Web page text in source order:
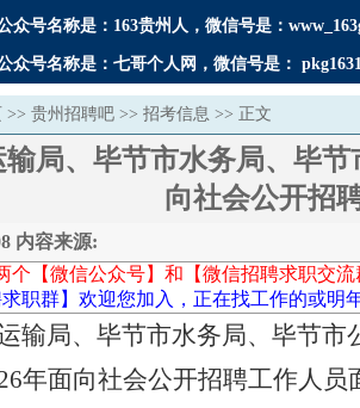
众号名称是：163贵州人，微信号是：
众号名称是：七哥个人网，微信号是：
>> 贵州招聘吧 >> 招考信息 >> 正文
局、毕节市水务局、毕
向社会公开招
内容来源:
个【微信公众号】和【微信招聘求职交流
求职群】欢迎您加入，正在找工作的或
输局、毕节市水务局、毕节市
年面向社会公开招聘工作人员